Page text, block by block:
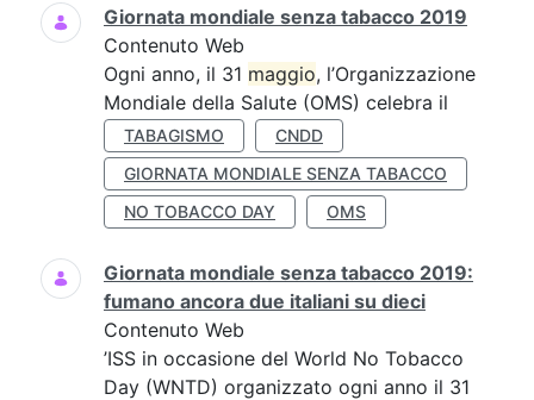
Giornata mondiale senza tabacco 2019
Contenuto Web
Ogni anno, il 31 maggio, l’Organizzazione
Mondiale della Salute (OMS) celebra il
TABAGISMO
CNDD
GIORNATA MONDIALE SENZA TABACCO
NO TOBACCO DAY
OMS
Giornata mondiale senza tabacco 2019:
fumano ancora due italiani su dieci
Contenuto Web
’ISS in occasione del World No Tobacco
Day (WNTD) organizzato ogni anno il 31